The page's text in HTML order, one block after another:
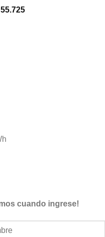
55.725
cuando ingrese!